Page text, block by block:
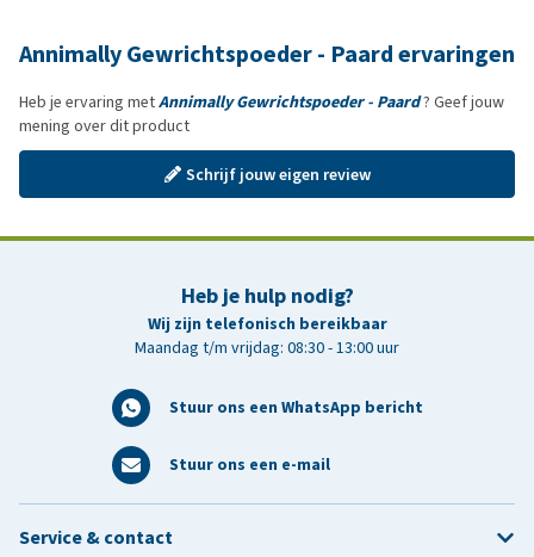
Annimally Gewrichtspoeder - Paard ervaringen
Heb je ervaring metAnnimally Gewrichtspoeder - Paard? Geef jouw
mening over dit product
Schrijf jouw eigen review
Heb je hulp nodig?
Wij zijn telefonisch bereikbaar
Maandag t/m vrijdag: 08:30 - 13:00 uur
Stuur ons een WhatsApp bericht
Stuur ons een e-mail
Service & contact